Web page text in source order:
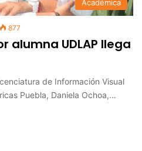
Académica
877
alumna UDLAP llega
de Información Visual
Puebla, Daniela Ochoa,…